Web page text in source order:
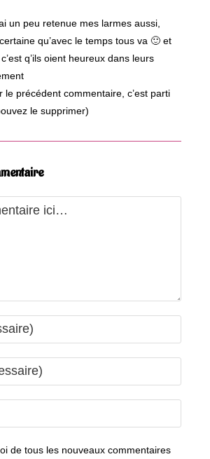
un peu retenue mes larmes aussi,
qu’avec le temps tous va 🙂 et
q’ils oient heureux dans leurs
le précédent commentaire, c’est parti
le supprimer)
de tous les nouveaux commentaires